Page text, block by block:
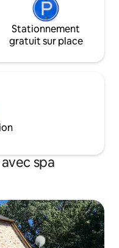
Stationnement
gratuit sur place
spa